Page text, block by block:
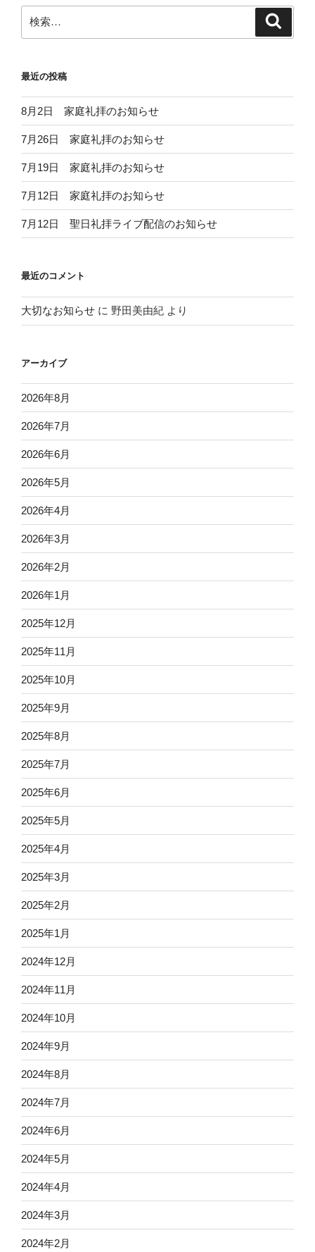
ン
索:
最近の投稿
8月2日 家庭礼拝のお知らせ
7月26日 家庭礼拝のお知らせ
7月19日 家庭礼拝のお知らせ
7月12日 家庭礼拝のお知らせ
7月12日 聖日礼拝ライブ配信のお知らせ
最近のコメント
大切なお知らせ に 野田美由紀 より
アーカイブ
2026年8月
2026年7月
2026年6月
2026年5月
2026年4月
2026年3月
2026年2月
2026年1月
2025年12月
2025年11月
2025年10月
2025年9月
2025年8月
2025年7月
2025年6月
2025年5月
2025年4月
2025年3月
2025年2月
2025年1月
2024年12月
2024年11月
2024年10月
2024年9月
2024年8月
2024年7月
2024年6月
2024年5月
2024年4月
2024年3月
2024年2月